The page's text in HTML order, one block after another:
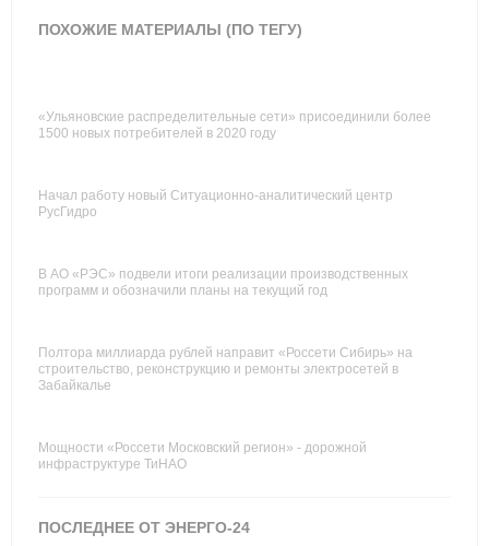
ПОХОЖИЕ МАТЕРИАЛЫ (ПО ТЕГУ)
«Ульяновские распределительные сети» присоединили более
1500 новых потребителей в 2020 году
Начал работу новый Ситуационно-аналитический центр
РусГидро
В АО «РЭС» подвели итоги реализации производственных
программ и обозначили планы на текущий год
Полтора миллиарда рублей направит «Россети Сибирь» на
строительство, реконструкцию и ремонты электросетей в
Забайкалье
Мощности «Россети Московский регион» - дорожной
инфраструктуре ТиНАО
ПОСЛЕДНЕЕ ОТ ЭНЕРГО-24